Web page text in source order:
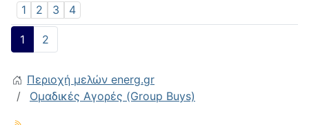
1
2 3 4
1 2
Περιοχή μελών energ.gr
Ομαδικές Αγορές (Group Buys)